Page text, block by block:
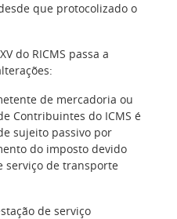
que protocolizado o
do RICMS passa a
de mercadoria ou
Contribuintes do ICMS é
sujeito passivo por
do imposto devido
serviço de transporte
de serviço